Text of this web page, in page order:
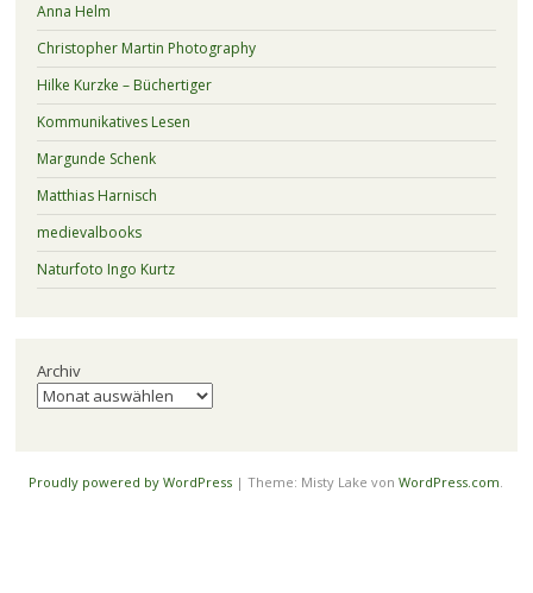
Anna Helm
Christopher Martin Photography
Hilke Kurzke – Büchertiger
Kommunikatives Lesen
Margunde Schenk
Matthias Harnisch
medievalbooks
Naturfoto Ingo Kurtz
Archiv
Proudly powered by WordPress |Theme: Misty Lake vonWordPress.com.